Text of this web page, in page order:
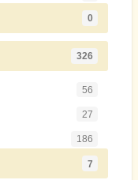
0
326
56
27
186
7